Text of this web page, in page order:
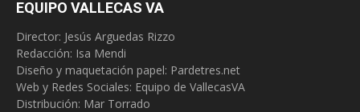
EQUIPO VALLECAS VA
Director: Jesús Arguedas Rizzo
Redacción: Isa Mendi
Diseño y maquetación papel: Pardetres.net
Web y Redes Sociales: Equipo de VallecasVA
Distribución: Mar Torrado